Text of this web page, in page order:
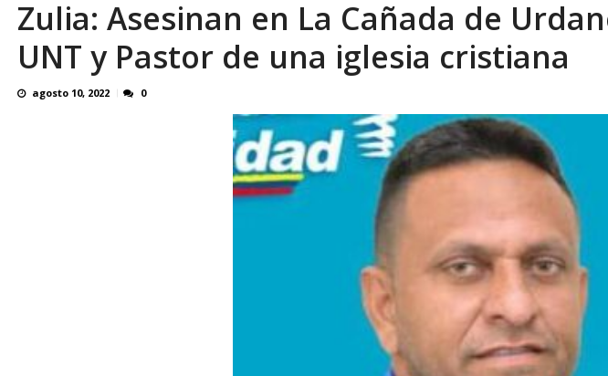
¿QUE PROTEGES TU? Por: Miguel Ángel León R AGOSTO 8, 2026
Zulia: Asesinan en La Cañada de
UNT y Pastor de una iglesia cristiana
agosto 10, 2022 0